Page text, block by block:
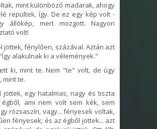
mint különböző madarak, ahogy
repültek, így. De ez egy kép volt -
állókép, mert mozgott. Nagyon
volt!
jöttek, fénylően, százával. Aztán azt
alakulnak ki a vélemények."
ki, mint te. Nem "te" volt, de úgy
mint te.
jöttek, egy hatalmas, nagy és tiszta
égből, ami nem volt sem kék, sem
rózsaszín, vagy... fényesek voltak,
fényesek; és az égből jöttek... azt